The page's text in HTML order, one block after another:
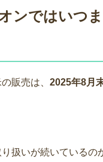
ンではいつ
販売は、 2025年8月
扱いが続いているの